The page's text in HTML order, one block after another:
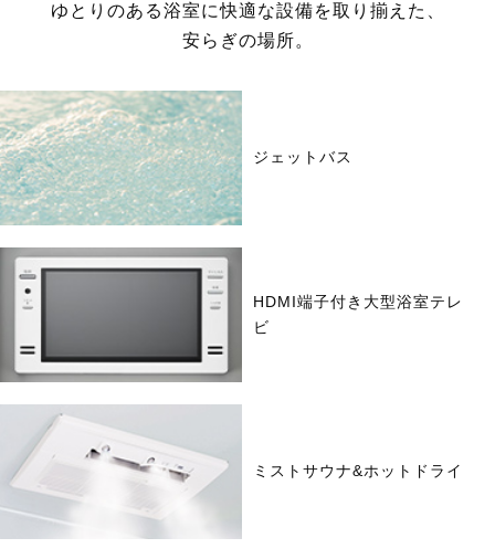
ゆとりのある浴室に快適な設備を取り揃えた、
安らぎの場所。
ジェットバス
HDMI端子付き大型浴室テレ
ビ
ミストサウナ&ホットドライ